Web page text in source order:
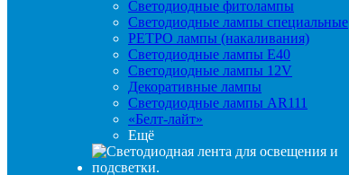
Светодиодные фитолампы
Светодиодные лампы специальные
РЕТРО лампы (накаливания)
Светодиодные лампы E40
Светодиодные лампы 12V
Декоративные лампы
Светодиодные лампы AR111
«Белт-лайт»
Ещё